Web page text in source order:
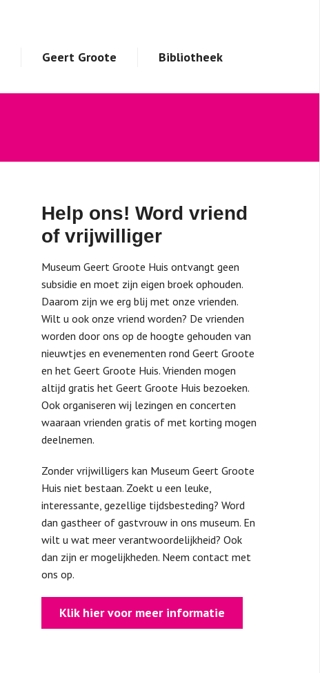
Geert Groote Bibliotheek
Help ons! Word vriend
of vrijwilliger
Museum Geert Groote Huis ontvangt geen
subsidie en moet zijn eigen broek ophouden.
Daarom zijn we erg blij met onze vrienden.
Wilt u ook onze vriend worden? De vrienden
worden door ons op de hoogte gehouden van
nieuwtjes en evenementen rond Geert Groote
en het Geert Groote Huis. Vrienden mogen
altijd gratis het Geert Groote Huis bezoeken.
Ook organiseren wij lezingen en concerten
waaraan vrienden gratis of met korting mogen
deelnemen.
Zonder vrijwilligers kan Museum Geert Groote
Huis niet bestaan. Zoekt u een leuke,
interessante, gezellige tijdsbesteding? Word
dan gastheer of gastvrouw in ons museum. En
wilt u wat meer verantwoordelijkheid? Ook
dan zijn er mogelijkheden. Neem contact met
ons op.
Klik hier voor meer informatie